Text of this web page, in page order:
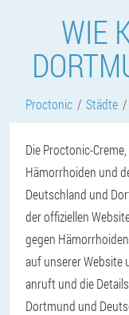
WIE
Proctonic Städte
Die Proctonic-
Hämorrhoiden und
Deutschland und
der offiziellen
gegen
auf unserer Website
anruft und die
Dortmund und